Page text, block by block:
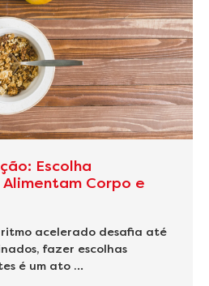
Escolha
Corpo e
ritmo acelerado desafia até
fazer escolhas
é um ato …